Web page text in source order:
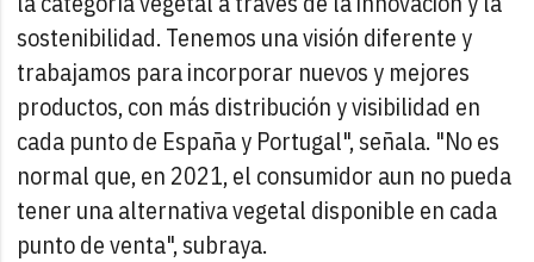
sostenibilidad. Tenemos una visión diferente y
trabajamos para incorporar nuevos y mejores
productos, con más distribución y visibilidad en
cada punto de España y Portugal", señala. "No es
normal que, en 2021, el consumidor aun no pueda
tener una alternativa vegetal disponible en cada
punto de venta", subraya.